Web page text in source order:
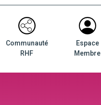
Communauté
RHF
Espace
Membre